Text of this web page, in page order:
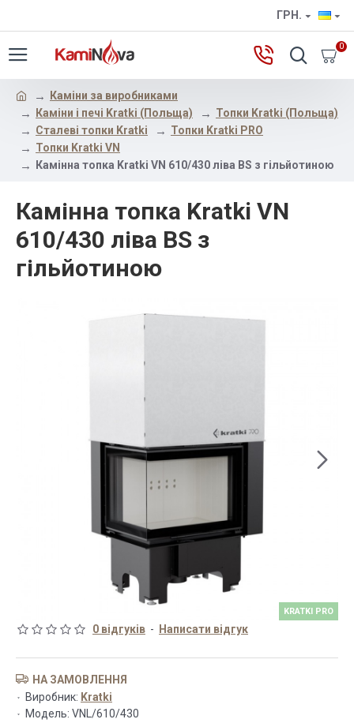
ГРН.
0
Каміни за виробниками
Каміни і печі Kratki (Польща)
Топки Kratki (Польща)
Сталеві топки Kratki
Топки Kratki PRO
Топки Kratki VN
Камінна топка Kratki VN 610/430 ліва BS з гільйотиною
Камінна топка Kratki VN
610/430 ліва BS з
гільйотиною
KRATKI PRO
0 відгуків - Написати відгук
НА ЗАМОВЛЕННЯ
Виробник: Kratki
Модель: VNL/610/430